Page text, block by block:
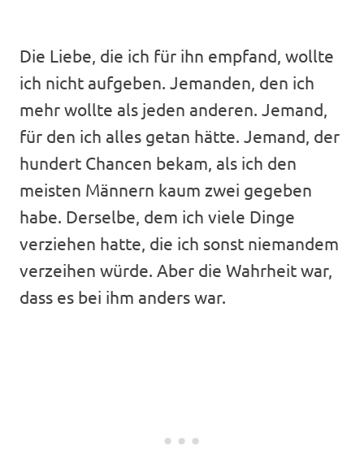
Die Liebe, die ich für ihn empfand, wollte
ich nicht aufgeben. Jemanden, den ich
mehr wollte als jeden anderen. Jemand,
für den ich alles getan hätte. Jemand, der
hundert Chancen bekam, als ich den
meisten Männern kaum zwei gegeben
habe. Derselbe, dem ich viele Dinge
verziehen hatte, die ich sonst niemandem
verzeihen würde. Aber die Wahrheit war,
dass es bei ihm anders war.